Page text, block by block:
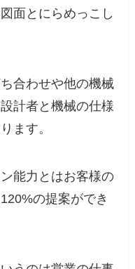
面とにらめっこし
合わせや他の機械
計者と機械の仕様
ます。
能力とはお客様の
の提案ができ